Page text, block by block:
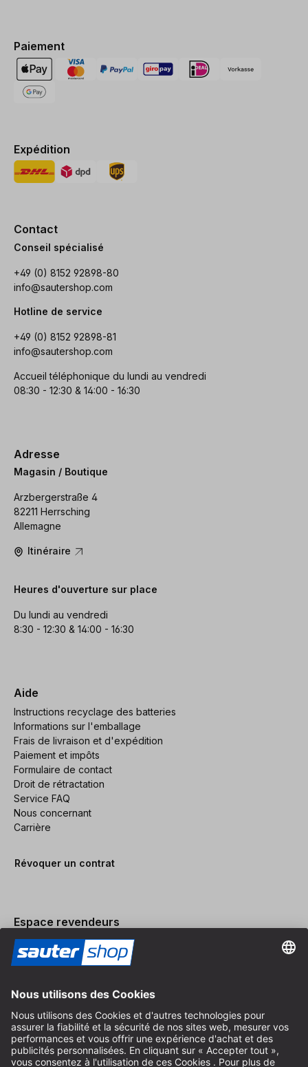
Paiement
Expédition
Contact
Conseil spécialisé
+49 (0) 8152 92898-80
info@sautershop.com
Hotline de service
+49 (0) 8152 92898-81
info@sautershop.com
Accueil téléphonique du lundi au vendredi
08:30 - 12:30 & 14:00 - 16:30
Adresse
Magasin / Boutique
Arzbergerstraße 4
82211 Herrsching
Allemagne
Itinéraire
Heures d'ouverture sur place
Du lundi au vendredi
8:30 - 12:30 & 14:00 - 16:30
Aide
Instructions recyclage des batteries
Informations sur l'emballage
Frais de livraison et d'expédition
Paiement et impôts
Formulaire de contact
Droit de rétractation
Service FAQ
Nous concernant
Carrière
Révoquer un contrat
Espace revendeurs
Devenir revendeur
Mentions légales
Conditions Générales